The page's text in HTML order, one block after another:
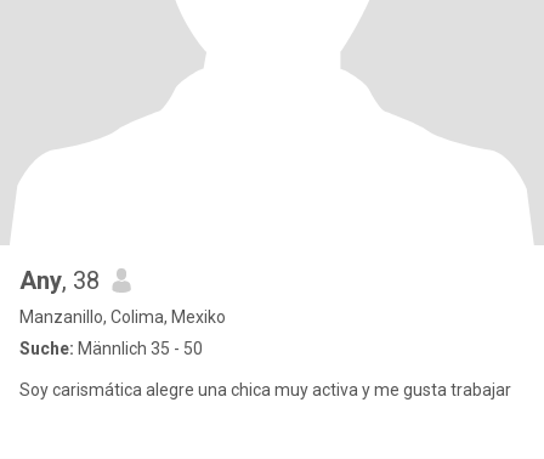
Any, 38
Manzanillo, Colima, Mexiko
Suche: Männlich 35 - 50
Soy carismática alegre una chica muy activa y me gusta trabajar